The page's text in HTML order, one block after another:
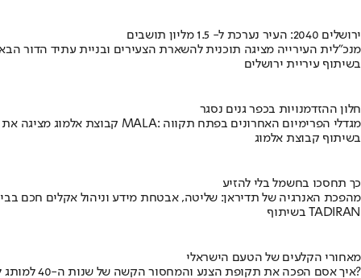
ירושלים 2040: העיר נערכת ל- 1.5 מליון תושבים
מנכ"לית העירייה מציגה תוכנית להשארת הצעירים ובניית עתיד הדור
בשיתוף עיריית ירושלים
חלון ההזדמנויות בכפר גנים נסגר
קבוצת אלמוג מציגה את פרויקט MALA: מגדלי הפרימיום האחרונים בפתח תקווה
בשיתוף קבוצת אלמוג
כך תחסכו בחשמל בלי להזיע
מהפכת האנרגיה של תדיראן: שליטה, אבטחת מידע וניהול אקלים חכם
בשיתוף TADIRAN
מאחורי הקלעים של הטעם הישראלי
איך אסם הפכה את תקופת הצנע והמחסור הקשה של שנות ה-40 למותג לאומי?